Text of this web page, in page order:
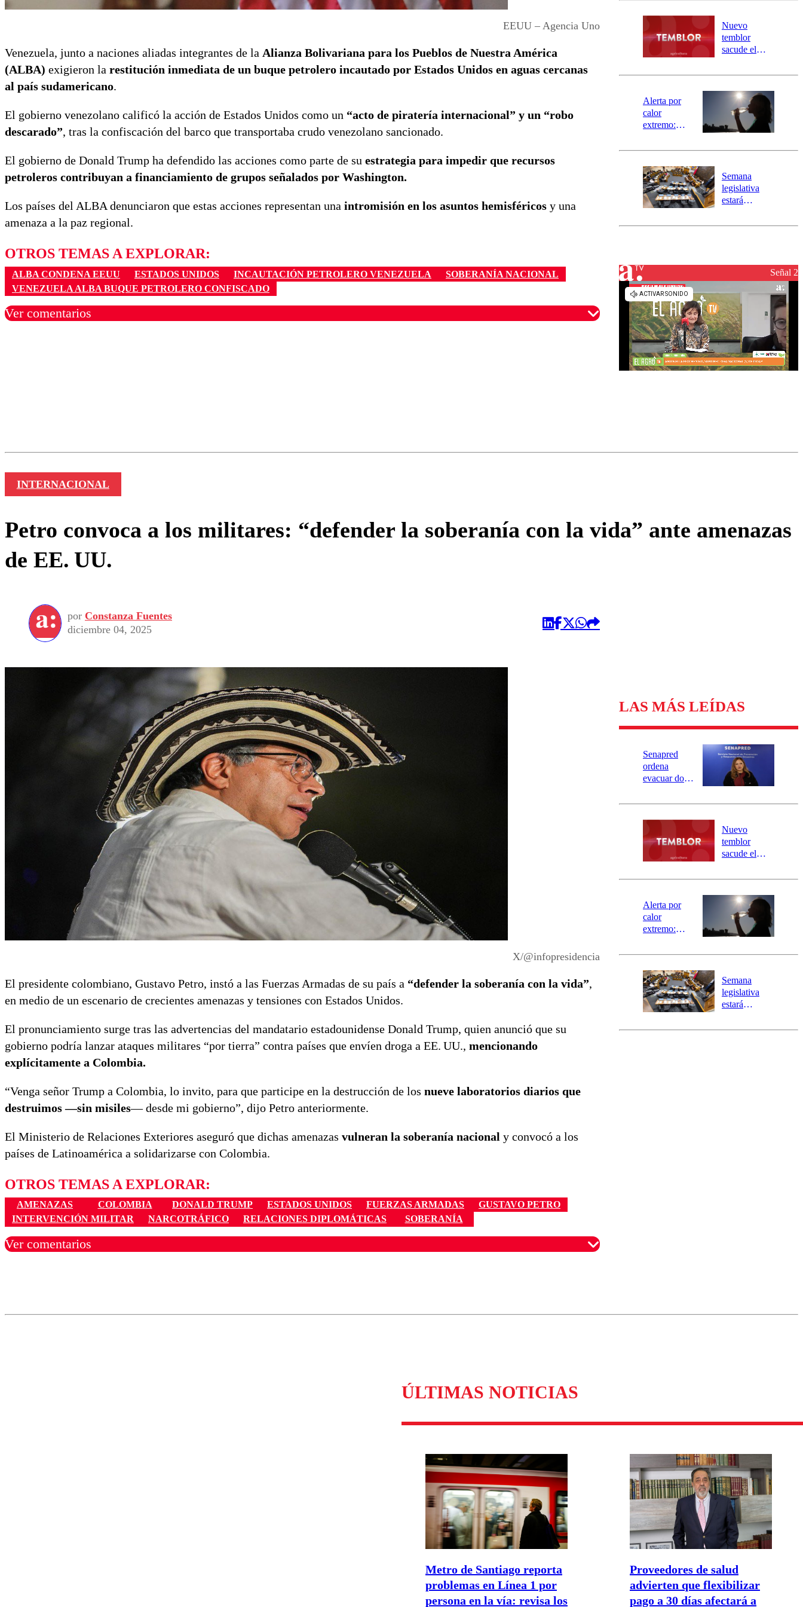
EEUU – Agencia Uno
Venezuela, junto a naciones aliadas integrantes de la Alianza Bolivariana para los Pueblos de Nuestra América
(ALBA) exigieron la restitución inmediata de un buque petrolero incautado por Estados Unidos en aguas cercanas
al país sudamericano.
El gobierno venezolano calificó la acción de Estados Unidos como un “acto de piratería internacional” y un “robo
descarado”, tras la confiscación del barco que transportaba crudo venezolano sancionado.
El gobierno de Donald Trump ha defendido las acciones como parte de su estrategia para impedir que recursos
petroleros contribuyan a financiamiento de grupos señalados por Washington.
Los países del ALBA denunciaron que estas acciones representan una intromisión en los asuntos hemisféricos y una
amenaza a la paz regional.
OTROS TEMAS A EXPLORAR:
ALBA CONDENA EEUU ESTADOS UNIDOS INCAUTACIÓN PETROLERO VENEZUELA
SOBERANÍA NACIONAL
VENEZUELA ALBA BUQUE PETROLERO CONFISCADO
Ver comentarios
río Damas:
activa
mensajería
SAE
Nuevo
temblor
sacude el
revisa la
epicentro
Alerta por
calor
extremo:
activa Alerta
Preventiva en
tres comunas
Semana
legislativa
estará
el fin de la
reconstrucciónSeñal 2
INTERNACIONAL
Petro convoca a los militares: “defender la soberanía con la vida” ante amenazas
de EE. UU.
por Constanza Fuentes
diciembre 04, 2025
X/@infopresidencia
El presidente colombiano, Gustavo Petro, instó a las Fuerzas Armadas de su país a “defender la soberanía con la vida”,
en medio de un escenario de crecientes amenazas y tensiones con Estados Unidos.
El pronunciamiento surge tras las advertencias del mandatario estadounidense Donald Trump, quien anunció que su
gobierno podría lanzar ataques militares “por tierra” contra países que envíen droga a EE. UU., mencionando
explícitamente a Colombia.
“Venga señor Trump a Colombia, lo invito, para que participe en la destrucción de los nueve laboratorios diarios que
destruimos —sin misiles— desde mi gobierno”, dijo Petro anteriormente.
El Ministerio de Relaciones Exteriores aseguró que dichas amenazas vulneran la soberanía nacional y convocó a los
países de Latinoamérica a solidarizarse con Colombia.
OTROS TEMAS A EXPLORAR:
AMENAZAS COLOMBIA DONALD TRUMP ESTADOS UNIDOS FUERZAS ARMADAS
GUSTAVO PETRO
INTERVENCIÓN MILITAR
NARCOTRÁFICO RELACIONES DIPLOMÁTICAS SOBERANÍA
Ver comentarios
LAS MÁS LEÍDAS
Senapred
ordena
evacuar dos
Carahue por
río Damas:
activa
mensajería
SAE
Nuevo
temblor
sacude el
revisa la
epicentro
Alerta por
calor
extremo:
activa Alerta
Preventiva en
tres comunas
Semana
legislativa
estará
el fin de la
ÚLTIMAS NOTICIAS
Metro de Santiago reporta
problemas en Línea 1 por
persona en la vía: revisa los
Proveedores de salud
advierten que flexibilizar
pago a 30 días afectará a